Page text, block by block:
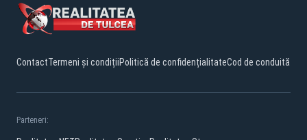
ContactTermeni și condițiiPolitică de confidențialitateCod de conduită
Parteneri: